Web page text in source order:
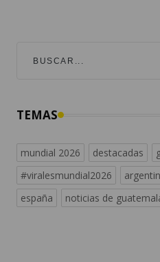
TEMAS
mundial 2026 destacadas
#viralesmundial2026
españa
noticias de